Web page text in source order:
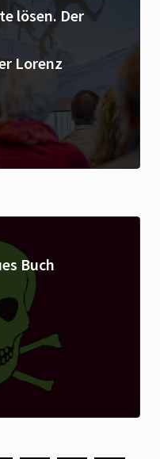
lösen. Der
Lorenz
Buch